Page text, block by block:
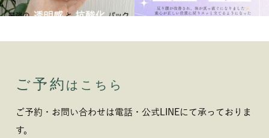
ご予約 はこちら
ご予約・お問い合わせは電話・公式LINEにて承っておりま
す。